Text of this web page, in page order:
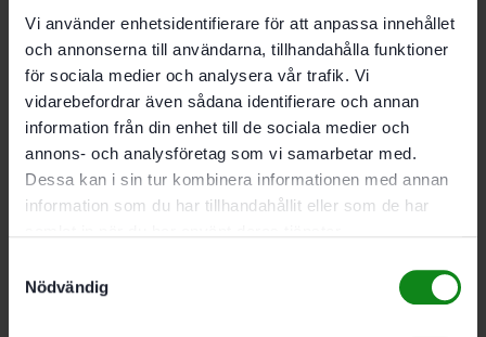
Vi använder enhetsidentifierare för att anpassa innehållet
och annonserna till användarna, tillhandahålla funktioner
för sociala medier och analysera vår trafik. Vi
vidarebefordrar även sådana identifierare och annan
information från din enhet till de sociala medier och
annons- och analysföretag som vi samarbetar med.
Dessa kan i sin tur kombinera informationen med annan
information som du har tillhandahållit eller som de har
Nödvändig
Lägg till i varukorg
Festool Sprayförsegling MPA SV+/0.5L
424kr